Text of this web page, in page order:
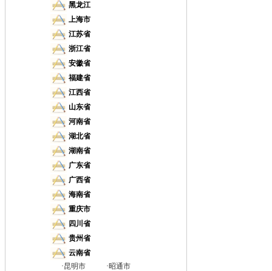
黑龙江
上海市
江苏省
浙江省
安徽省
福建省
江西省
山东省
河南省
湖北省
湖南省
广东省
广西省
海南省
重庆市
四川省
贵州省
云南省
·昆明市 ·昭通市